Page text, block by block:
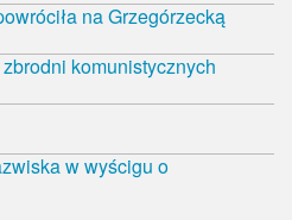
na Grzegórzecką
komunistycznych
w wyścigu o